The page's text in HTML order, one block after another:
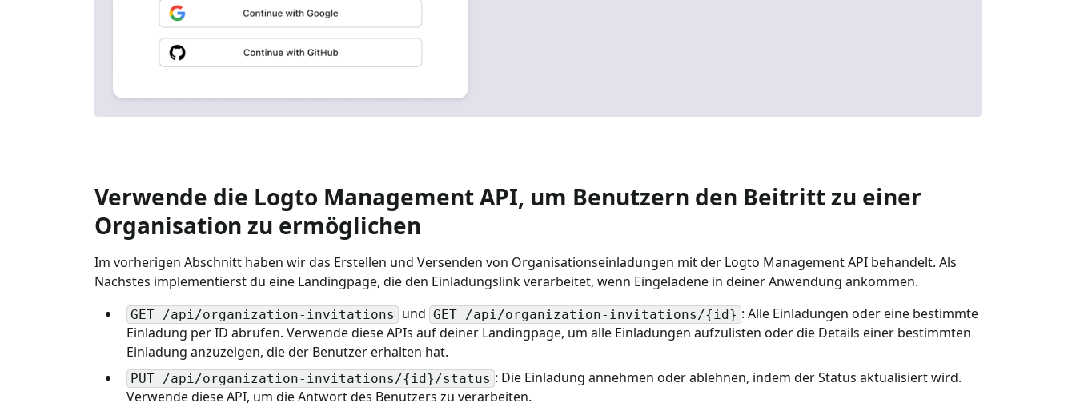
Verwende die Logto Management API, um Benutzern den Beitritt zu einer
Organisation zu ermöglichen
Im vorherigen Abschnitt haben wir das Erstellen und Versenden von Organisationseinladungen mit der Logto Management API behandelt. Als
Nächstes implementierst du eine Landingpage, die den Einladungslink verarbeitet, wenn Eingeladene in deiner Anwendung ankommen.
GET /api/organization-invitations und GET /api/organization-invitations/{id} : Alle Einladungen oder eine bestimmte
Einladung per ID abrufen. Verwende diese APIs auf deiner Landingpage, um alle Einladungen aufzulisten oder die Details einer bestimmten
Einladung anzuzeigen, die der Benutzer erhalten hat.
PUT /api/organization-invitations/{id}/status : Die Einladung annehmen oder ablehnen, indem der Status aktualisiert wird.
Verwende diese API, um die Antwort des Benutzers zu verarbeiten.